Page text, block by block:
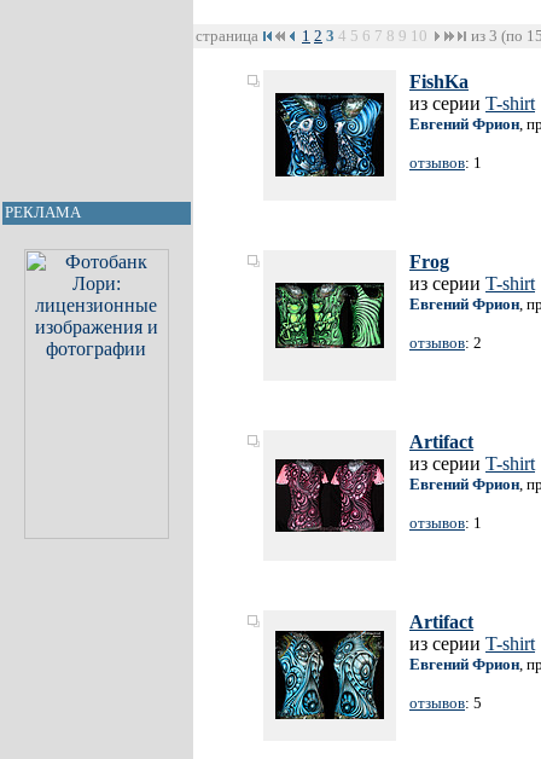
РЕКЛАМА
страница 1 2 3 4 5 6 7 8 9 10 из 3 (по
FishKa
из серии T-shirt
Евгений Фрион,
отзывов: 1
Frog
из серии T-shirt
Евгений Фрион,
отзывов: 2
Artifact
из серии T-shirt
Евгений Фрион,
отзывов: 1
Artifact
из серии T-shirt
Евгений Фрион,
отзывов: 5